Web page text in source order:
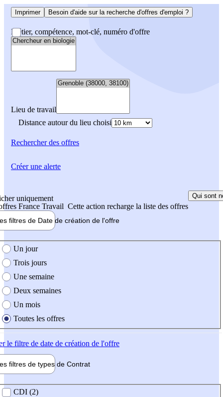
Imprimer Besoin d'aide sur la recherche d'offres d'emploi ?
Métier, compétence, mot-clé, numéro d'offre
Lieu de travail
Distance autour du lieu choisi
Rechercherdes offres
uniquement
France Travail Cette action recharge la liste des offres
Qui sont
filtres de Date de création de l'offre
création de l'offre
Un jour
Trois jours
Une semaine
Deux semaines
Un mois
Toutes les offres
le filtre de date de création de l'offre
filtres de types de Contrat
contrat
CDI (2)
Créer une alerte